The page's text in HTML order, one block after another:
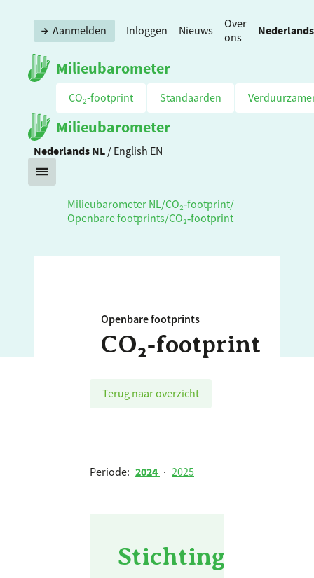
Milieubarometer
Aanmelden Inloggen Nieuws
Over
ons
Nederlands
CO₂‑footprint Standaarden
Milieubarometer
Nederlands NL / English EN
Milieubarometer NL /CO₂‑footprint/
Openbare footprints/CO₂‑footprint
Openbare footprints
CO₂‑footprint
Terug naar overzicht
Periode: 2024 · 2025
Stichting